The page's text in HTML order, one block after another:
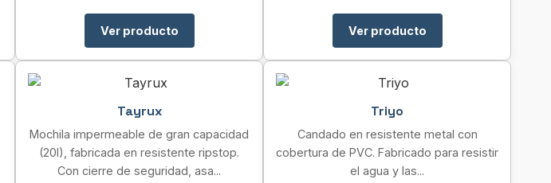
Ver producto Ver producto
Tayrux
Mochila impermeable de gran capacidad
(20l), fabricada en resistente ripstop.
Con cierre de seguridad, asa...
Triyo
Candado en resistente metal con
cobertura de PVC. Fabricado para resistir
el agua y las...